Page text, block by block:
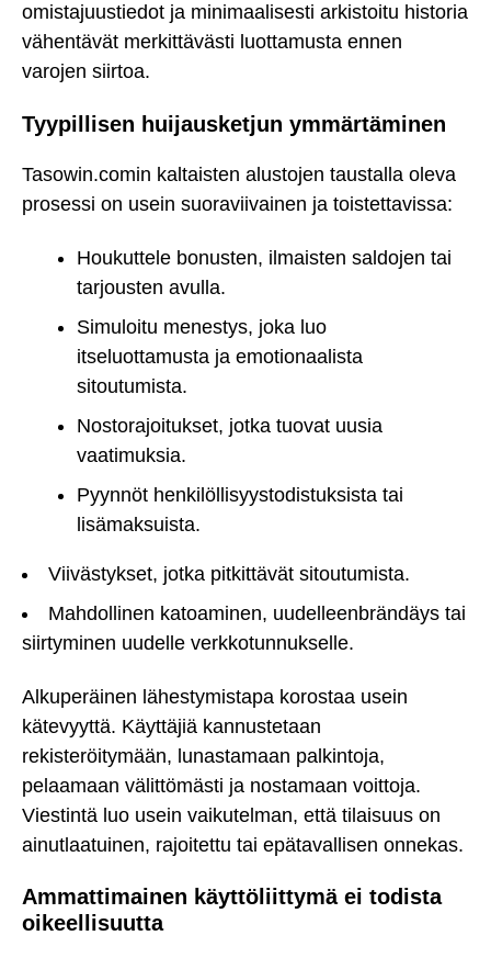
omistajuustiedot ja minimaalisesti arkistoitu historia
vähentävät merkittävästi luottamusta ennen
varojen siirtoa.
Tyypillisen huijausketjun ymmärtäminen
Tasowin.comin kaltaisten alustojen taustalla oleva
prosessi on usein suoraviivainen ja toistettavissa:
Houkuttele bonusten, ilmaisten saldojen tai
tarjousten avulla.
Simuloitu menestys, joka luo
itseluottamusta ja emotionaalista
sitoutumista.
Nostorajoitukset, jotka tuovat uusia
vaatimuksia.
Pyynnöt henkilöllisyystodistuksista tai
lisämaksuista.
Viivästykset, jotka pitkittävät sitoutumista.
Mahdollinen katoaminen, uudelleenbrändäys tai
siirtyminen uudelle verkkotunnukselle.
Alkuperäinen lähestymistapa korostaa usein
kätevyyttä. Käyttäjiä kannustetaan
rekisteröitymään, lunastamaan palkintoja,
pelaamaan välittömästi ja nostamaan voittoja.
Viestintä luo usein vaikutelman, että tilaisuus on
ainutlaatuinen, rajoitettu tai epätavallisen onnekas.
Ammattimainen käyttöliittymä ei todista
oikeellisuutta